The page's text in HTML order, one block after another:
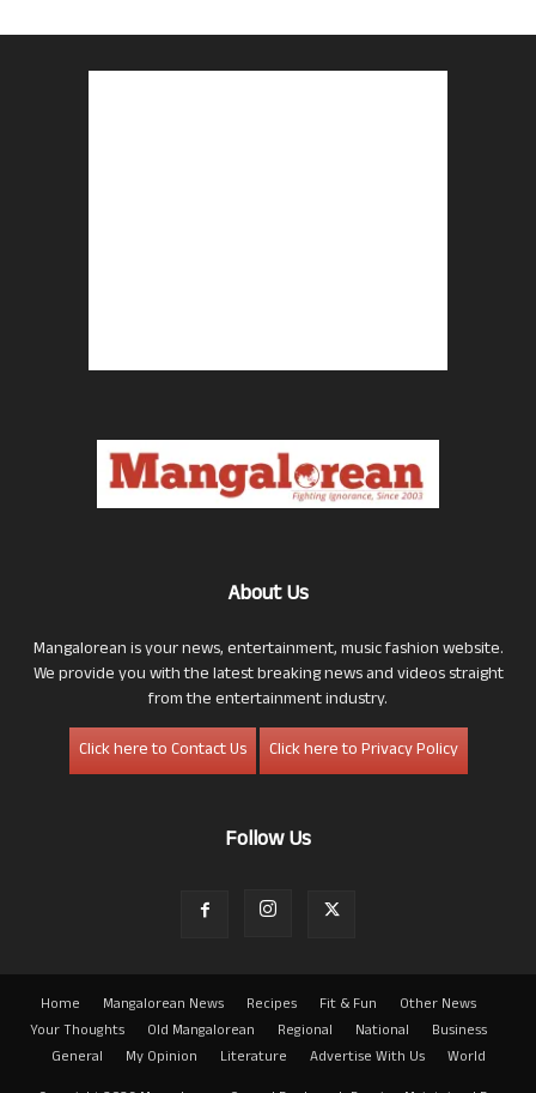
About Us
Mangalorean is your news, entertainment, music fashion website.
We provide you with the latest breaking news and videos straight
from the entertainment industry.
Click here to Contact Us
Click here to Privacy Policy
Follow Us
Home Mangalorean News Recipes Fit & Fun
Other News
Your Thoughts
Old Mangalorean Regional National
Business
General
My Opinion Literature Advertise With Us
World